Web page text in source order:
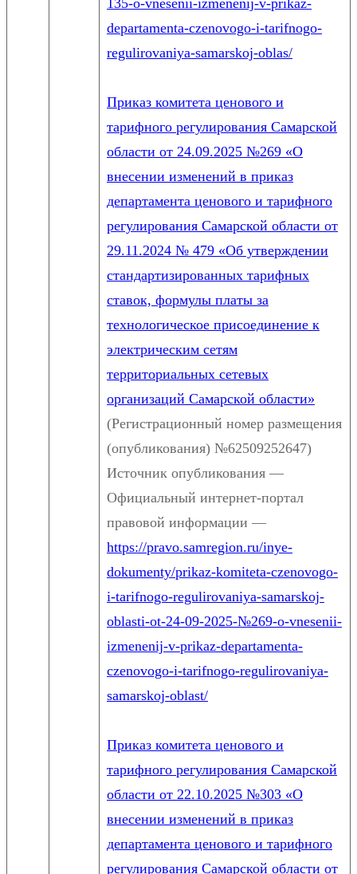
135-o-vnesenii-izmenenij-v-prikaz-
departamenta-czenovogo-i-tarifnogo-
regulirovaniya-samarskoj-oblas/
Приказ комитета ценового и
тарифного регулирования Самарской
области от 24.09.2025 №269 «О
внесении изменений в приказ
департамента ценового и тарифного
регулирования Самарской области от
29.11.2024 № 479 «Об утверждении
стандартизированных тарифных
ставок, формулы платы за
технологическое присоединение к
электрическим сетям
территориальных сетевых
организаций Самарской области»
(Регистрационный номер размещения
(опубликования) №62509252647)
Источник опубликования —
Официальный интернет-портал
правовой информации —
https://pravo.samregion.ru/inye-
dokumenty/prikaz-komiteta-czenovogo-
i-tarifnogo-regulirovaniya-samarskoj-
oblasti-ot-24-09-2025-№269-o-vnesenii-
izmenenij-v-prikaz-departamenta-
czenovogo-i-tarifnogo-regulirovaniya-
samarskoj-oblast/
Приказ комитета ценового и
тарифного регулирования Самарской
области от 22.10.2025 №303 «О
внесении изменений в приказ
департамента ценового и тарифного
регулирования Самарской области от